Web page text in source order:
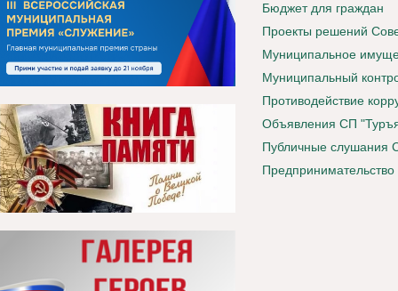
Бюджет для граждан
Проекты решений
Муниципальное
Муниципальный
Противодействие
Объявления СП
Публичные слушания
Предпринимательство